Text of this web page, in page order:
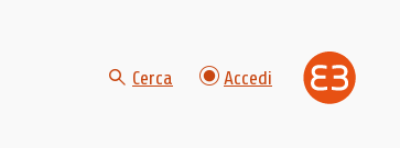
Cerca Accedi